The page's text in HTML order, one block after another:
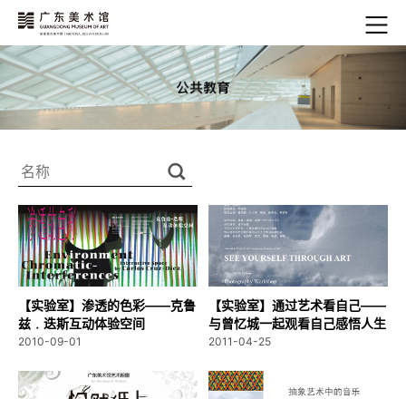
【实验室】渗透的色彩——克鲁
兹﹒迭斯互动体验空间
2010-09-01
【实验室】通过艺术看自己——
与曾忆城一起观看自己感悟人生
2011-04-25